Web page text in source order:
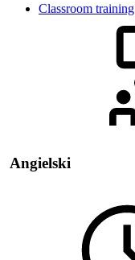
Classroom training
Angielski